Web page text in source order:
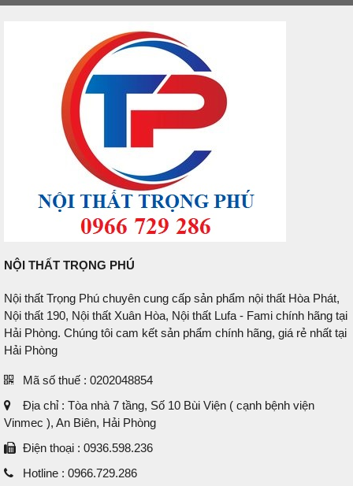
NỘI THẤT TRỌNG PHÚ
Nội thất Trọng Phú chuyên cung cấp sản phẩm nội thất Hòa Phát,
Nội thất 190, Nội thất Xuân Hòa, Nội thất Lufa - Fami chính hãng tại
Hải Phòng. Chúng tôi cam kết sản phẩm chính hãng, giá rẻ nhất tại
Hải Phòng
Mã số thuế : 0202048854
Địa chỉ : Tòa nhà 7 tầng, Số 10 Bùi Viện ( cạnh bệnh viện
Vinmec ), An Biên, Hải Phòng
Điện thoại : 0936.598.236
Hotline : 0966.729.286